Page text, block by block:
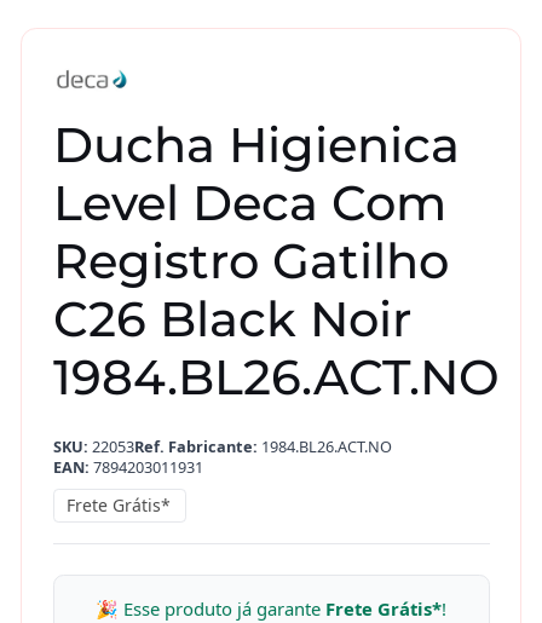
Ducha Higienica
Level Deca Com
Registro Gatilho
C26 Black Noir
1984.BL26.ACT.NO
SKU: 22053Ref. Fabricante: 1984.BL26.ACT.NO
EAN: 7894203011931
Frete Grátis*
🎉 Esse produto já garante Frete Grátis*!